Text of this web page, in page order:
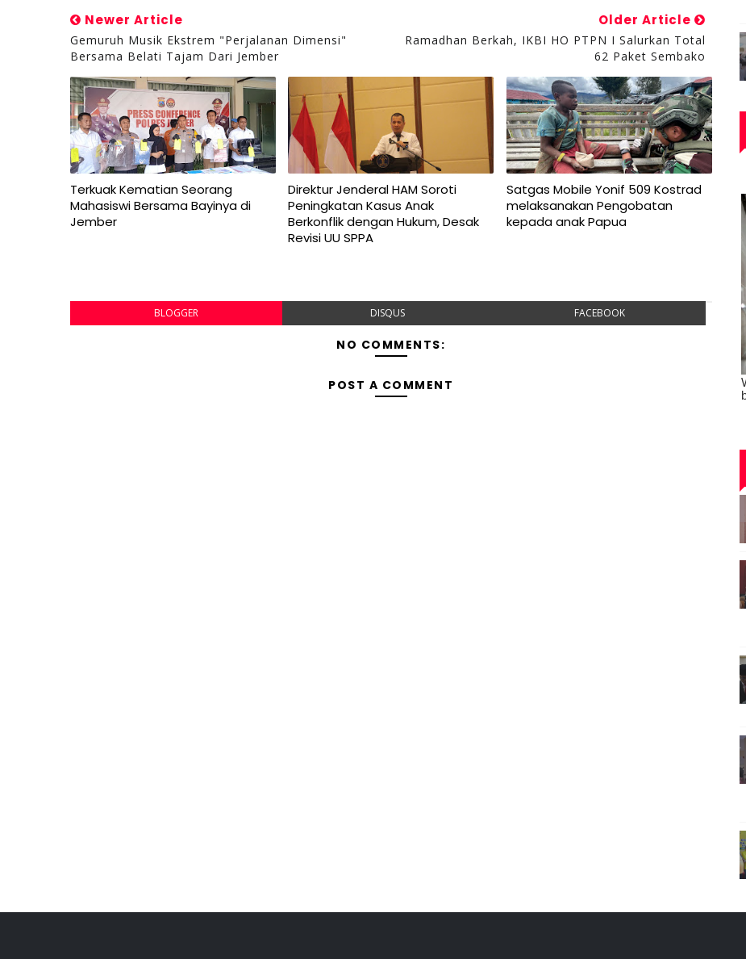
Newer Article
Gemuruh Musik Ekstrem "Perjalanan Dimensi"
Bersama Belati Tajam Dari Jember
Older Article
Ramadhan Berkah, IKBI HO PTPN I Salurkan Total
62 Paket Sembako
Terkuak Kematian Seorang
Mahasiswi Bersama Bayinya di
Jember
Direktur Jenderal HAM Soroti
Peningkatan Kasus Anak
Berkonflik dengan Hukum, Desak
Revisi UU SPPA
Satgas Mobile Yonif 509 Kostrad
melaksanakan Pengobatan
kepada anak Papua
BLOGGER DISQUS FACEBOOK
NO COMMENTS:
POST A COMMENT